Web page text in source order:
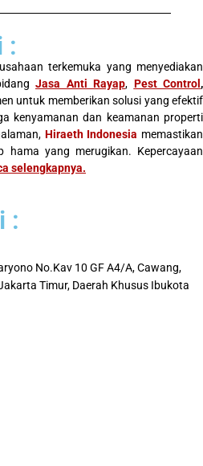
:
terkemuka yang menyediakan
Jasa Anti Rayap, Pest Control ,
untuk memberikan solusi yang efektif
kenyamanan dan keamanan properti
Hiraeth Indonesia memastikan
hama yang merugikan. Kepercayaan
selengkapnya.
:
No.Kav 10 GF A4/A, Cawang,
Timur, Daerah Khusus Ibukota